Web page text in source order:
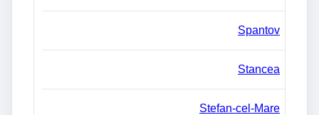
Spantov
Stancea
Stefan-cel-Mare